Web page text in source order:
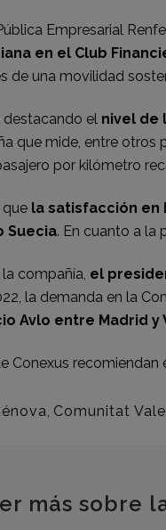
Empresarial
en el Club
de una movilidad
destacando el nivel de
que mide, entre
por kilómetro
que la satisfacción en
Suecia. En cuanto a la
compañía, el
la demanda en la
Avlo entre Madrid y
Conexus recomiendan
, Comunitat
más sobre